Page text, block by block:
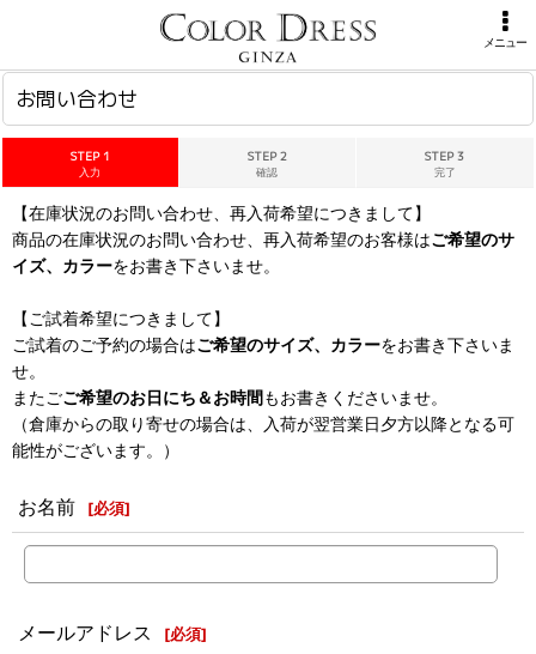
メニュー
お問い合わせ
STEP 1
入力
STEP 2
確認
STEP 3
完了
【在庫状況のお問い合わせ、再入荷希望につきまして】
商品の在庫状況のお問い合わせ、再入荷希望のお客様はご希望のサ
イズ、カラーをお書き下さいませ。
【ご試着希望につきまして】
ご試着のご予約の場合はご希望のサイズ、カラーをお書き下さいま
せ。
またごご希望のお日にち＆お時間もお書きくださいませ。
（倉庫からの取り寄せの場合は、入荷が翌営業日夕方以降となる可
能性がございます。）
お名前 [必須]
メールアドレス [必須]